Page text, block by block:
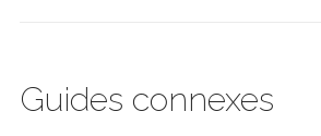
Guides connexes